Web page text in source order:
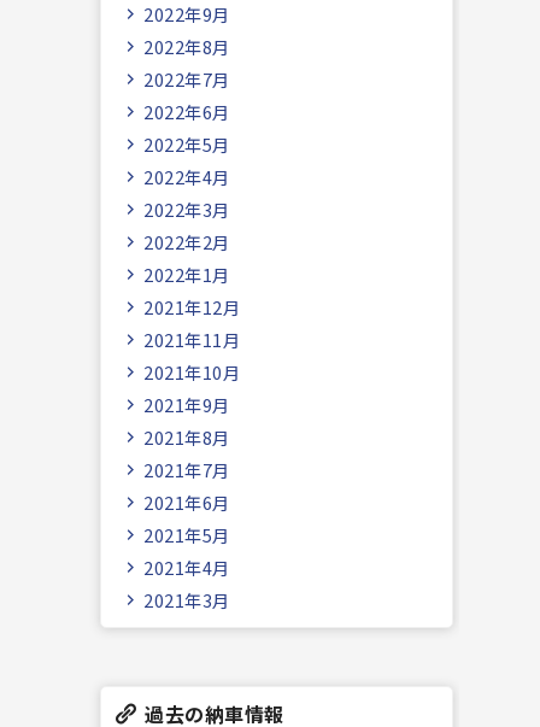
2022年9月
2022年8月
2022年7月
2022年6月
2022年5月
2022年4月
2022年3月
2022年2月
2022年1月
2021年12月
2021年11月
2021年10月
2021年9月
2021年8月
2021年7月
2021年6月
2021年5月
2021年4月
2021年3月
過去の納車情報